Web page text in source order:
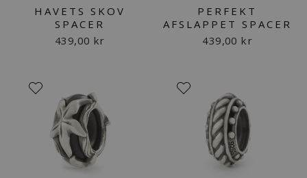
HAVETS SKOV
SPACER
439,00 kr
PERFEKT
AFSLAPPET SPACER
439,00 kr